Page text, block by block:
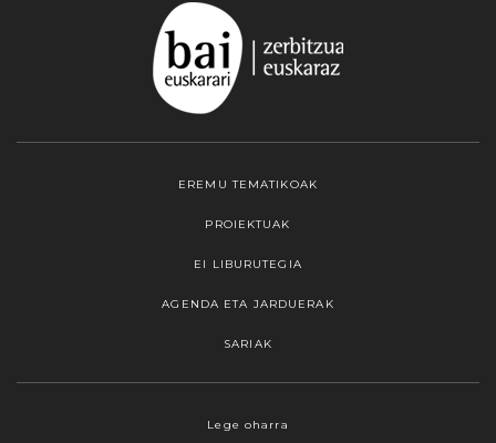
EREMU TEMATIKOAK
PROIEKTUAK
EI LIBURUTEGIA
AGENDA ETA JARDUERAK
SARIAK
Lege oharra
Webgune honek cookieak erabiltzen ditu,